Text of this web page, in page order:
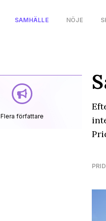
SAMHÄLLE NÖJE
Flera författare